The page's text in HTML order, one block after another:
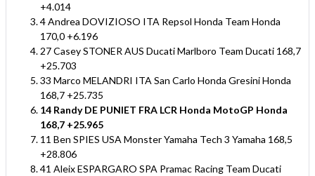
+4.014
4 Andrea DOVIZIOSO ITA Repsol Honda Team Honda
170,0 +6.196
27 Casey STONER AUS Ducati Marlboro Team Ducati 168,7
+25.703
33 Marco MELANDRI ITA San Carlo Honda Gresini Honda
168,7 +25.735
14 Randy DE PUNIET FRA LCR Honda MotoGP Honda
168,7 +25.965
11 Ben SPIES USA Monster Yamaha Tech 3 Yamaha 168,5
+28.806
41 Aleix ESPARGARO SPA Pramac Racing Team Ducati